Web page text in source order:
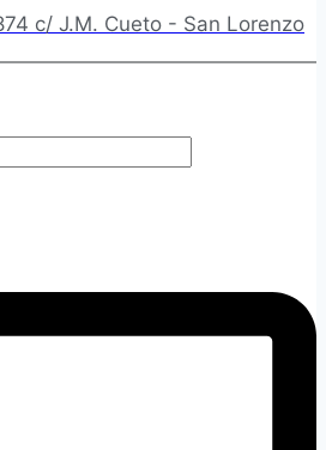
c/ J.M. Cueto - San Lorenzo